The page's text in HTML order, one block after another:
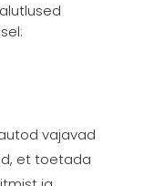
vajavad
et toetada